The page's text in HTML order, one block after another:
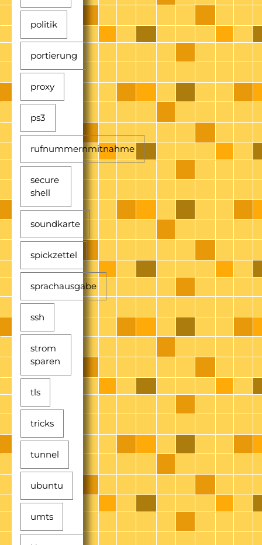
politik
portierung
proxy
ps3
rufnummernmitnahme
secure
shell
soundkarte
spickzettel
sprachausgabe
ssh
strom
sparen
tls
tricks
tunnel
ubuntu
umts